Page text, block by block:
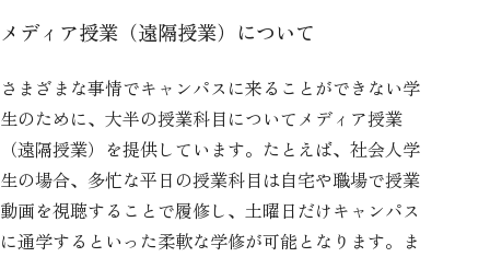
メディア授業（遠隔授業）について
さまざまな事情でキャンパスに来ることができない学
生のために、大半の授業科目についてメディア授業
（遠隔授業）を提供しています。たとえば、社会人学
生の場合、多忙な平日の授業科目は自宅や職場で授業
動画を視聴することで履修し、土曜日だけキャンパス
に通学するといった柔軟な学修が可能となります。ま